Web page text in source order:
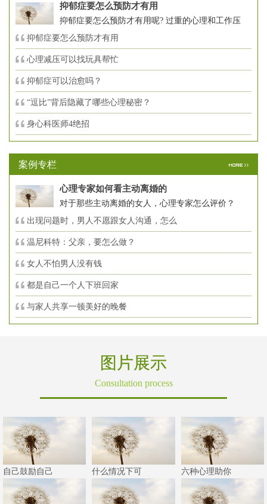
抑郁症要怎么预防才有用
抑郁症要怎么预防才有用呢? 过重的心理和工作压
抑郁症要怎么预防才有用
心理减压可以找玩具帮忙
抑郁症可以治愈吗？
“逗比”背后隐藏了哪些心理秘密？
身心科医师4绝招
案例专栏
心理专家如何看主动离婚的
对于那些主动离婚的女人，心理专家怎么评价？
出现问题时，男人不愿跟女人沟通，怎么
温尼科特：父亲，要怎么做？
女人不怕男人没有钱
都是自己一个人下班回家
与家人共享一顿美好的晚餐
图片展示
Consultation process
自己鼓励自己 什么情况下可 六种心理助你